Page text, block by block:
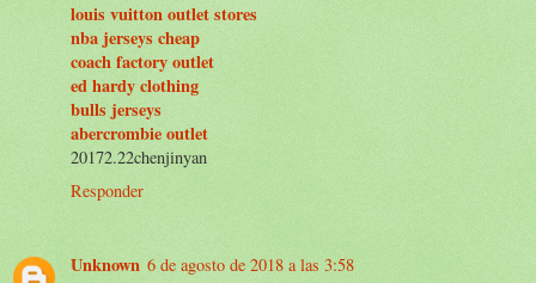
louis vuitton outlet stores
nba jerseys cheap
coach factory outlet
ed hardy clothing
bulls jerseys
abercrombie outlet
20172.22chenjinyan
Responder
Unknown 6 de agosto de 2018 a las 3:58